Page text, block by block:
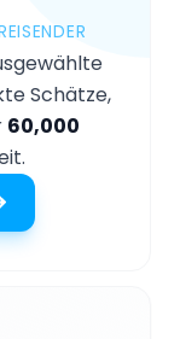
Schätze,
60,000